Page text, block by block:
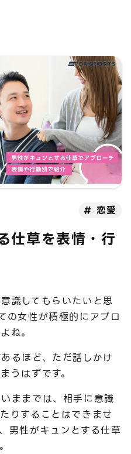
恋愛
仕草を表情・行
識してもらいたいと思
の女性が積極的にアプロ
ね。
るほど、ただ話しかけ
うはずです。
ままでは、相手に意識
りすることはできませ
男性がキュンとする仕草